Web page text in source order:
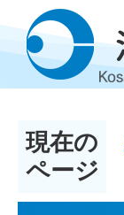
現在の
ページ